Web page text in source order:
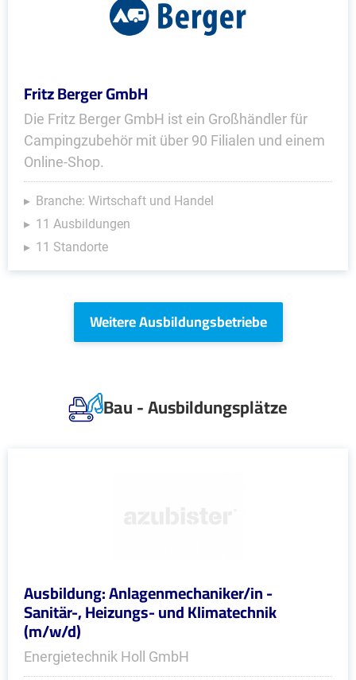
Fritz Berger GmbH
Die Fritz Berger GmbH ist ein Großhändler für
Campingzubehör mit über 90 Filialen und einem
Online-Shop.
Branche: Wirtschaft und Handel
11 Ausbildungen
11 Standorte
Weitere Ausbildungsbetriebe
Bau - Ausbildungsplätze
Ausbildung: Anlagenmechaniker/in -
Sanitär-, Heizungs- und Klimatechnik
(m/w/d)
Energietechnik Holl GmbH